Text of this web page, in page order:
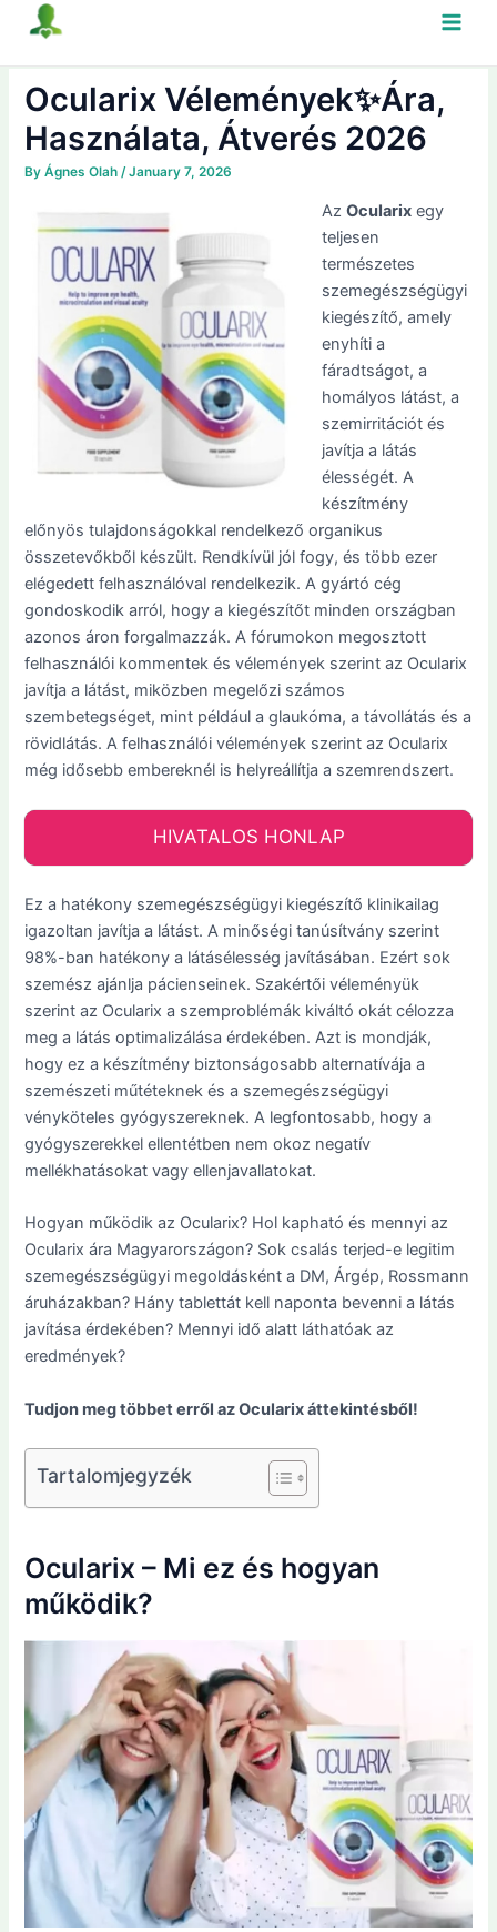
Ocularix Vélemények✨Ára,
Használata, Átverés 2026
ByÁgnes Olah/January 7, 2026
AzOcularix egy
teljesen
természetes
szemegészségügyi
kiegészítő, amely
enyhíti a
fáradtságot, a
homályos látást, a
szemirritációt és
javítja a látás
élességét. A
készítmény
előnyös tulajdonságokkal rendelkező organikus
összetevőkből készült. Rendkívül jól fogy, és több ezer
elégedett felhasználóval rendelkezik. A gyártó cég
gondoskodik arról, hogy a kiegészítőt minden országban
azonos áron forgalmazzák. A fórumokon megosztott
felhasználói kommentek és vélemények szerint az Ocularix
javítja a látást, miközben megelőzi számos
szembetegséget, mint például a glaukóma, a távollátás és a
rövidlátás. A felhasználói vélemények szerint az Ocularix
még idősebb embereknél is helyreállítja a szemrendszert.
HIVATALOS HONLAP
Ez a hatékony szemegészségügyi kiegészítő klinikailag
igazoltan javítja a látást. A minőségi tanúsítvány szerint
98%-ban hatékony a látásélesség javításában. Ezért sok
szemész ajánlja pácienseinek. Szakértői véleményük
szerint az Ocularix a szemproblémák kiváltó okát célozza
meg a látás optimalizálása érdekében. Azt is mondják,
hogy ez a készítmény biztonságosabb alternatívája a
szemészeti műtéteknek és a szemegészségügyi
vényköteles gyógyszereknek. A legfontosabb, hogy a
gyógyszerekkel ellentétben nem okoz negatív
mellékhatásokat vagy ellenjavallatokat.
Hogyan működik az Ocularix? Hol kapható és mennyi az
Ocularix ára Magyarországon? Sok csalás terjed-e legitim
szemegészségügyi megoldásként a DM, Árgép, Rossmann
áruházakban? Hány tablettát kell naponta bevenni a látás
javítása érdekében? Mennyi idő alatt láthatóak az
eredmények?
Tudjon meg többet erről az Ocularix áttekintésből!
Tartalomjegyzék
Ocularix – Mi ez és hogyan
működik?